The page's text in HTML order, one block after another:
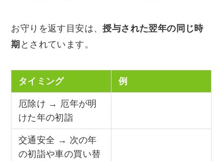
お守りを返す目安は、授与された翌年の同じ時
期 とされています。
タイミング 例
厄除け → 厄年が明
けた年の初詣
交通安全 → 次の年
の初詣や車の買い替